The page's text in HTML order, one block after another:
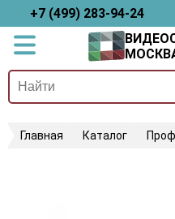
+7 (499) 283-94-24
Главная Каталог